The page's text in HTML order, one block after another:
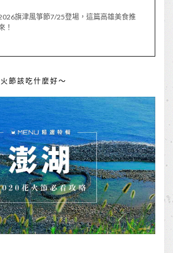
旗津風箏節7/25登場，這篇高雄美食推
！
節該吃什麼好～